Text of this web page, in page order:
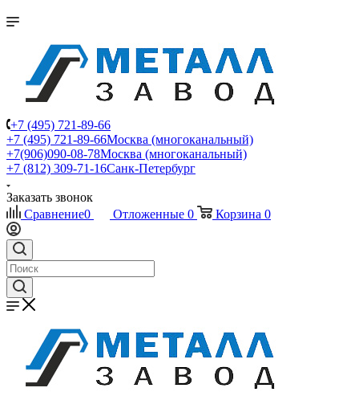
+7 (495) 721-89-66
+7 (495) 721-89-66Москва (многоканальный)
+7(906)090-08-78Москва (многоканальный)
+7 (812) 309-71-16Санк-Петербург
Заказать звонок
Сравнение0 Отложенные 0 Корзина 0